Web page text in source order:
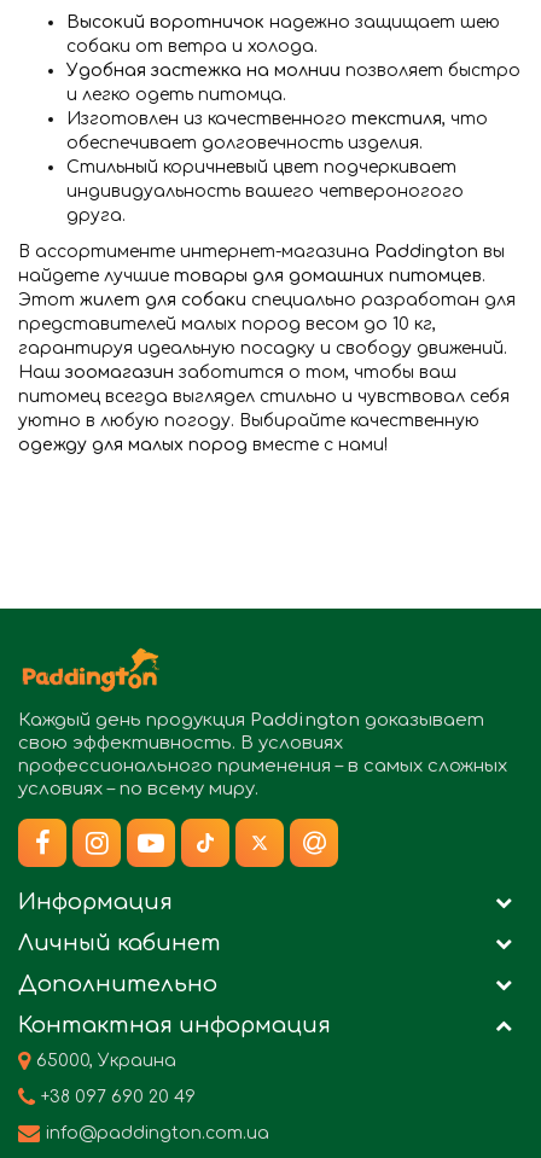
Высокий воротничок надежно защищает шею
собаки от ветра и холода.
Удобная застежка на молнии позволяет быстро
и легко одеть питомца.
Изготовлен из качественного текстиля, что
обеспечивает долговечность изделия.
Стильный коричневый цвет подчеркивает
индивидуальность вашего четвероногого
друга.
В ассортименте интернет-магазина Paddington вы
найдете лучшие товары для домашних питомцев.
Этот жилет для собаки специально разработан для
представителей малых пород весом до 10 кг,
гарантируя идеальную посадку и свободу движений.
Наш зоомагазин заботится о том, чтобы ваш
питомец всегда выглядел стильно и чувствовал себя
уютно в любую погоду. Выбирайте качественную
одежду для малых пород вместе с нами!
Каждый день продукция Paddington доказывает
свою эффективность. В условиях
профессионального применения – в самых сложных
условиях – по всему миру.
Информация
Личный кабинет
Дополнительно
Контактная информация
65000, Украина
+38 097 690 20 49
info@paddington.com.ua